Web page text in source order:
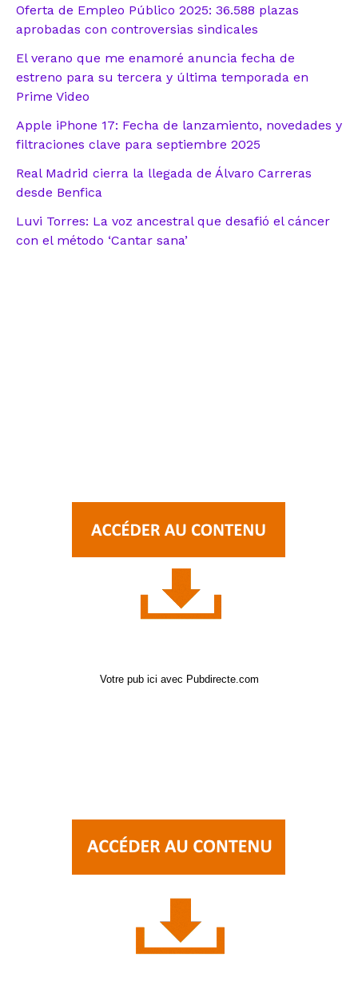
Oferta de Empleo Público 2025: 36.588 plazas
aprobadas con controversias sindicales
El verano que me enamoré anuncia fecha de
estreno para su tercera y última temporada en
Prime Video
Apple iPhone 17: Fecha de lanzamiento, novedades y
filtraciones clave para septiembre 2025
Real Madrid cierra la llegada de Álvaro Carreras
desde Benfica
Luvi Torres: La voz ancestral que desafió el cáncer
con el método ‘Cantar sana’
Votre pub ici avec Pubdirecte.com